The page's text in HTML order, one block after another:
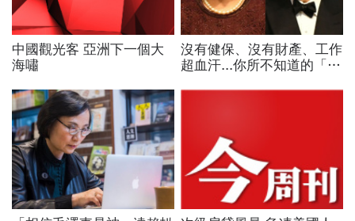
中國觀光客 亞洲下一個大
海嘯
沒有健保、沒有財產、工作
超血汗...你所不知道的「日